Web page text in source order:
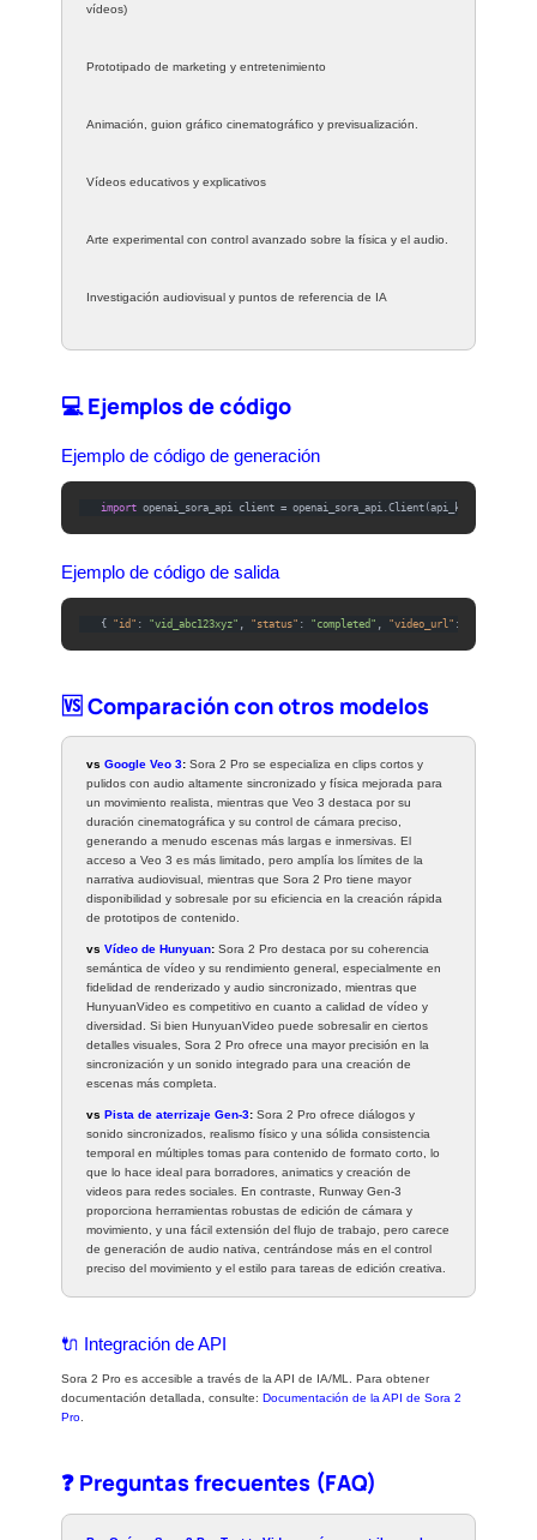
vídeos)
Prototipado de marketing y entretenimiento
Animación, guion gráfico cinematográfico y previsualización.
Vídeos educativos y explicativos
Arte experimental con control avanzado sobre la física y el audio.
Investigación audiovisual y puntos de referencia de IA
💻 Ejemplos de código
Ejemplo de código de generación
import openai_sora_api client = openai_sora_api.Client(api_key=
Ejemplo de código de salida
{ "id" : "vid_abc123xyz" "status" : "completed" "video_url" :
🆚 Comparación con otros modelos
vsGoogle Veo 3: Sora 2 Pro se especializa en clips cortos y
pulidos con audio altamente sincronizado y física mejorada para
un movimiento realista, mientras que Veo 3 destaca por su
duración cinematográfica y su control de cámara preciso,
generando a menudo escenas más largas e inmersivas. El
acceso a Veo 3 es más limitado, pero amplía los límites de la
narrativa audiovisual, mientras que Sora 2 Pro tiene mayor
disponibilidad y sobresale por su eficiencia en la creación rápida
de prototipos de contenido.
vsVídeo de Hunyuan: Sora 2 Pro destaca por su coherencia
semántica de vídeo y su rendimiento general, especialmente en
fidelidad de renderizado y audio sincronizado, mientras que
HunyuanVideo es competitivo en cuanto a calidad de vídeo y
diversidad. Si bien HunyuanVideo puede sobresalir en ciertos
detalles visuales, Sora 2 Pro ofrece una mayor precisión en la
sincronización y un sonido integrado para una creación de
escenas más completa.
vs Pista de aterrizaje Gen-3: Sora 2 Pro ofrece diálogos y
sonido sincronizados, realismo físico y una sólida consistencia
temporal en múltiples tomas para contenido de formato corto, lo
que lo hace ideal para borradores, animatics y creación de
videos para redes sociales. En contraste, Runway Gen-3
proporciona herramientas robustas de edición de cámara y
movimiento, y una fácil extensión del flujo de trabajo, pero carece
de generación de audio nativa, centrándose más en el control
preciso del movimiento y el estilo para tareas de edición creativa.
🔌 Integración de API
Sora 2 Pro es accesible a través de la API de IA/ML. Para obtener
documentación detallada, consulte: Documentación de la API de Sora 2
Pro.
❓ Preguntas frecuentes (FAQ)